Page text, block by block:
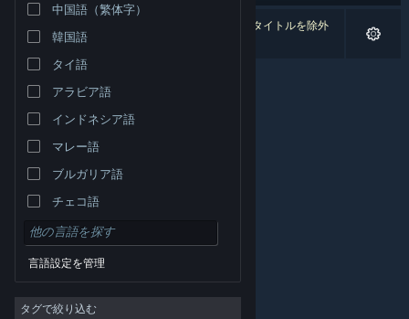
言語を変更
Steamモバイルアプリを入手
デスクトップウェブサイトを表示
中国語（繁体字）
韓国語
タイ語
アラビア語
インドネシア語
マレー語
ブルガリア語
チェコ語
デンマーク語
ドイツ語
英語
スペイン語 - スペイン
言語設定を管理
タグで絞り込む
0件が検索に一致します。 個人設定に基づき、2タイトルを除外
しました。